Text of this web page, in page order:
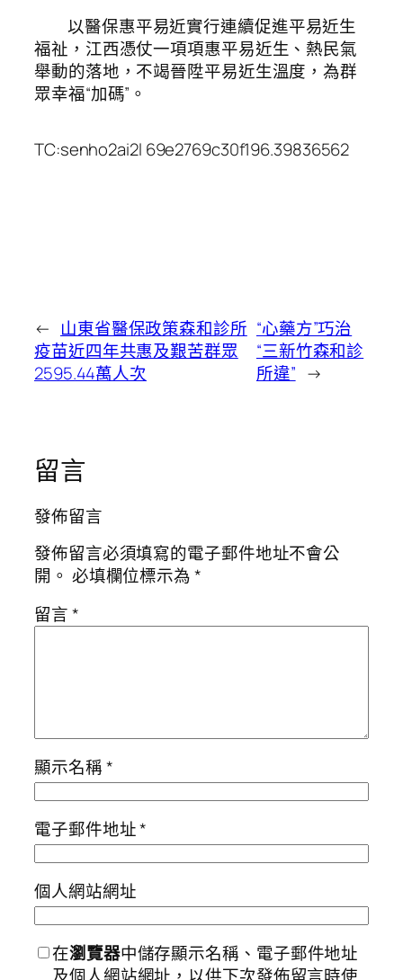
以醫保惠平易近實行連續促進平易近生
福祉，江西憑仗一項項惠平易近生、熱民氣
舉動的落地，不竭晉陞平易近生溫度，為群
眾幸福“加碼”。
TC:senho2ai2l 69e2769c30f196.39836562
← 山東省醫保政策森和診所
疫苗近四年共惠及艱苦群眾
2595.44萬人次
“心藥方”巧治
“三新竹森和診
所違” →
留言
發佈留言
發佈留言必須填寫的電子郵件地址不會公
開。 必填欄位標示為*
留言*
顯示名稱*
電子郵件地址*
個人網站網址
在瀏覽器中儲存顯示名稱、電子郵件地址